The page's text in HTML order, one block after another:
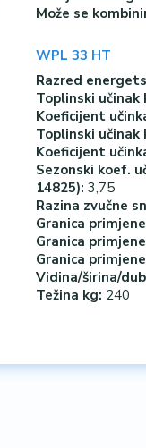
Može se
WPL 33 HT
Razred
Toplinski učinak
Koeficijent
Toplinski učinak
Koeficijent
Sezonski koef.
14825): 3,75
Razina zvučne
Granica
Granica
Granica
Vidina/širina/
Težina kg: 240